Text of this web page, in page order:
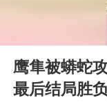
Play
鹰隼被蟒蛇
最后结局胜